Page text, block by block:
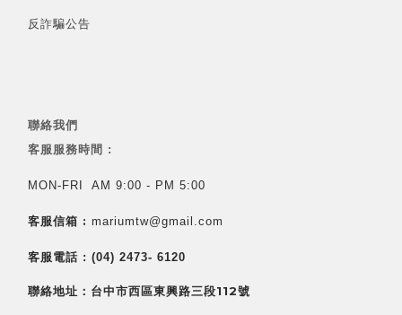
反詐騙公告
聯絡我們
客服服務時間 :
MON-FRI AM 9:00 - PM 5:00
客服信箱 : mariumtw@gmail.com
客服電話 : (04) 2473- 6120
聯絡地址：台中市西區東興路三段112號